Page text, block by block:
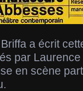
a écrit
par
en scène